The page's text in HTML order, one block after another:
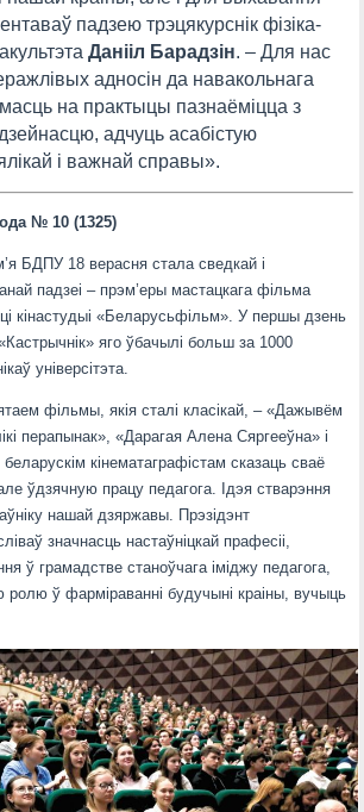
падзею трэцякурснік фізіка-
Данііл Барадзін. – Для нас
адносін да навакольнага
на практыцы пазнаёміцца з
адчуць асабістую
і важнай справы».
№ 10 (1325)
БДПУ 18 верасня стала сведкай і
падзеі – прэм’еры мастацкага фільма
кінастудыі «Беларусьфільм». У першы дзень
яго ўбачылі больш за 1000
універсітэта.
фільмы, якія сталі класікай, – «Дажывём
перапынак», «Дарагая Алена Сяргееўна» і
кінематаграфістам сказаць сваё
ўдзячную працу педагога. Ідэя стварэння
нашай дзяржавы. Прэзідэнт
значнасць настаўніцкай прафесіі,
ў грамадстве станоўчага іміджу педагога,
ролю ў фарміраванні будучыні краіны, вучыць